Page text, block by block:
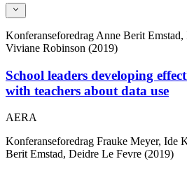
Konferanseforedrag Anne Berit
Viviane Robinson (2019)
School leaders developing
with teachers about data use
AERA
Konferanseforedrag Frauke Meyer, Ide
Berit Emstad, Deidre Le Fevre (2019)